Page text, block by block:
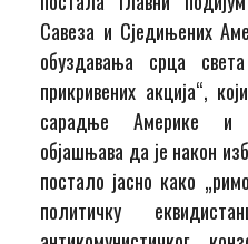
Савеза и Сједињених
обуздавања срца
прикривених акција“,
сарадње Америке и
објашњава да је након
постало јасно како
политичку